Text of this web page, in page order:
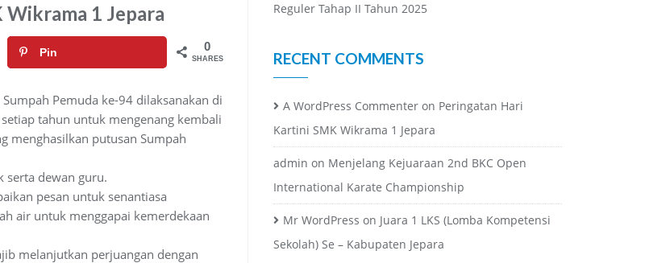
Wikrama 1 Jepara
Pin 0
SHARES
Pemuda ke-94 dilaksanakan di
tahun untuk mengenang kembali
menghasilkan putusan Sumpah
serta dewan guru.
pesan untuk senantiasa
air untuk menggapai kemerdekaan
melanjutkan perjuangan dengan
Reguler Tahap II Tahun 2025
RECENT COMMENTS
A WordPress Commenter on Peringatan Hari
Kartini SMK Wikrama 1 Jepara
admin on Menjelang Kejuaraan 2nd BKC Open
International Karate Championship
Mr WordPress on Juara 1 LKS (Lomba Kompetensi
Sekolah) Se – Kabupaten Jepara